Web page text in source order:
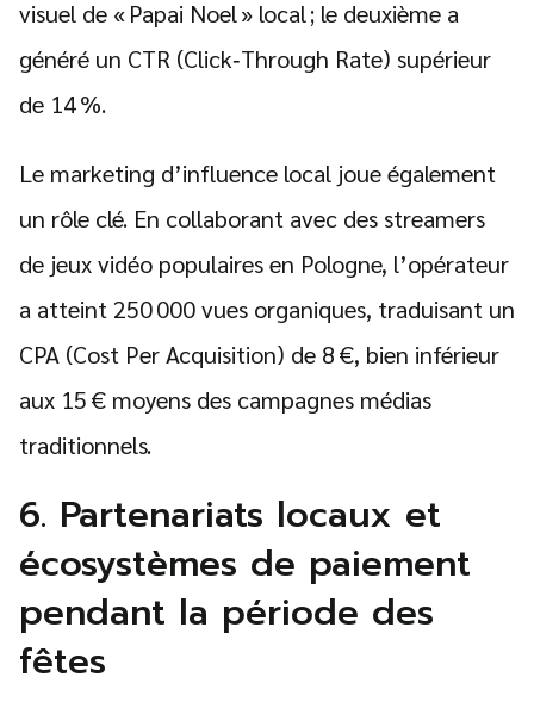
visuel de « Papai Noel » local ; le deuxième a
généré un CTR (Click‑Through Rate) supérieur
de 14 %.
Le marketing d’influence local joue également
un rôle clé. En collaborant avec des streamers
de jeux vidéo populaires en Pologne, l’opérateur
a atteint 250 000 vues organiques, traduisant un
CPA (Cost Per Acquisition) de 8 €, bien inférieur
aux 15 € moyens des campagnes médias
traditionnels.
6. Partenariats locaux et
écosystèmes de paiement
pendant la période des
fêtes